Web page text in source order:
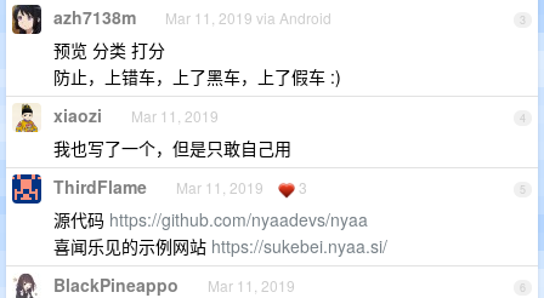
3
azh7138m Mar 11, 2019 via Android
预览 分类 打分
防止，上错车，上了黑车，上了假车 :)
4
xiaozi Mar 11, 2019
我也写了一个，但是只敢自己用
5
ThirdFlame Mar 11, 2019 3
源代码 https://github.com/nyaadevs/nyaa
喜闻乐见的示例网站 https://sukebei.nyaa.si/
6
BlackPineappo Mar 11, 2019